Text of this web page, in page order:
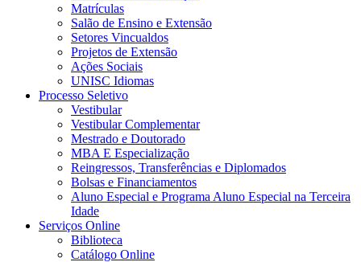
Matrículas
Salão de Ensino e Extensão
Setores Vincualdos
Projetos de Extensão
Ações Sociais
UNISC Idiomas
Processo Seletivo
Vestibular
Vestibular Complementar
Mestrado e Doutorado
MBA E Especialização
Reingressos, Transferências e Diplomados
Bolsas e Financiamentos
Aluno Especial e Programa Aluno Especial na Terceira
Idade
Serviços Online
Biblioteca
Catálogo Online